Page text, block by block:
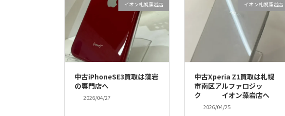
イオン札幌藻岩店
中古iPhoneSE3買取は藻岩
の専門店へ
2026/04/27
イオン札幌藻岩店
中古Xperia Z1買取は札幌
市南区アルファロジッ
ク イオン藻岩店へ
2026/04/25